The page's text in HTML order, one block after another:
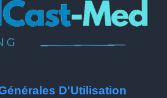
D'Utilisation